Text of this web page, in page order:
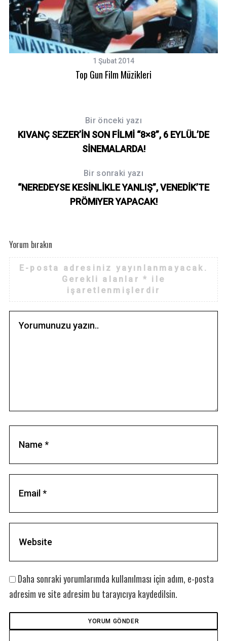
1 Şubat 2014
Top Gun Film Müzikleri
Bir önceki yazı
KIVANÇ SEZER’İN SON FİLMİ “8×8”, 6 EYLÜL’DE
SİNEMALARDA!
Bir sonraki yazı
“NEREDEYSE KESİNLİKLE YANLIŞ”, VENEDİK’TE
PRÖMiYER YAPACAK!
Yorum bırakın
E-posta adresiniz yayınlanmayacak.
Gerekli alanlar* ile
işaretlenmişlerdir
Daha sonraki yorumlarımda kullanılması için adım, e-posta
adresim ve site adresim bu tarayıcıya kaydedilsin.
e
f